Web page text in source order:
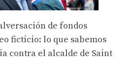
de fondos
ficticio: lo que sabemos
contra el alcalde de Saint